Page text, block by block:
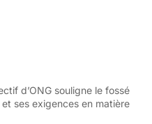
d’ONG souligne le fossé
ses exigences en matière